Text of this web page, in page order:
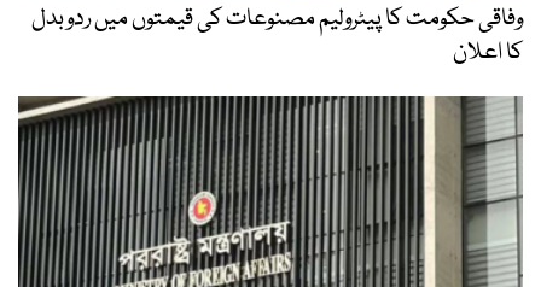
وفاقی حکومت کا پیٹرولیم مصنوعات کی قیمتوں میں ردوبدل
کا اعلان